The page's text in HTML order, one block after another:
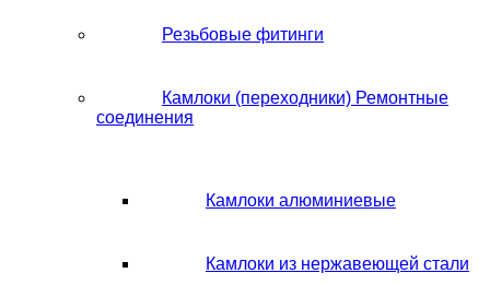
Резьбовые фитинги
Камлоки (переходники) Ремонтные
соединения
Камлоки алюминиевые
Камлоки из нержавеющей стали